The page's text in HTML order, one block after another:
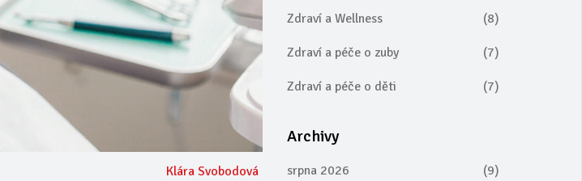
Klára Svobodová
Zdraví a Wellness (8)
Zdraví a péče o zuby (7)
Zdraví a péče o děti (7)
Archivy
srpna 2026 (9)